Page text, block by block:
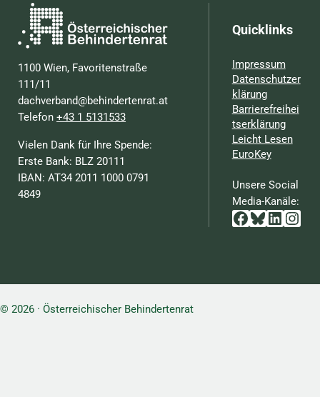
1100 Wien, Favoritenstraße
111/11
dachverband@behindertenrat.at
Telefon+43 1 5131533
Vielen Dank für Ihre Spende:
Erste Bank: BLZ 20111
IBAN: AT34 2011 1000 0791
4849
Quicklinks
Impressum
Datenschutzer
klärung
Barrierefreihei
tserklärung
Leicht Lesen
EuroKey
Unsere Social
Media-Kanäle:
Facebook
Bluesky
© 2026 · Österreichischer Behindertenrat